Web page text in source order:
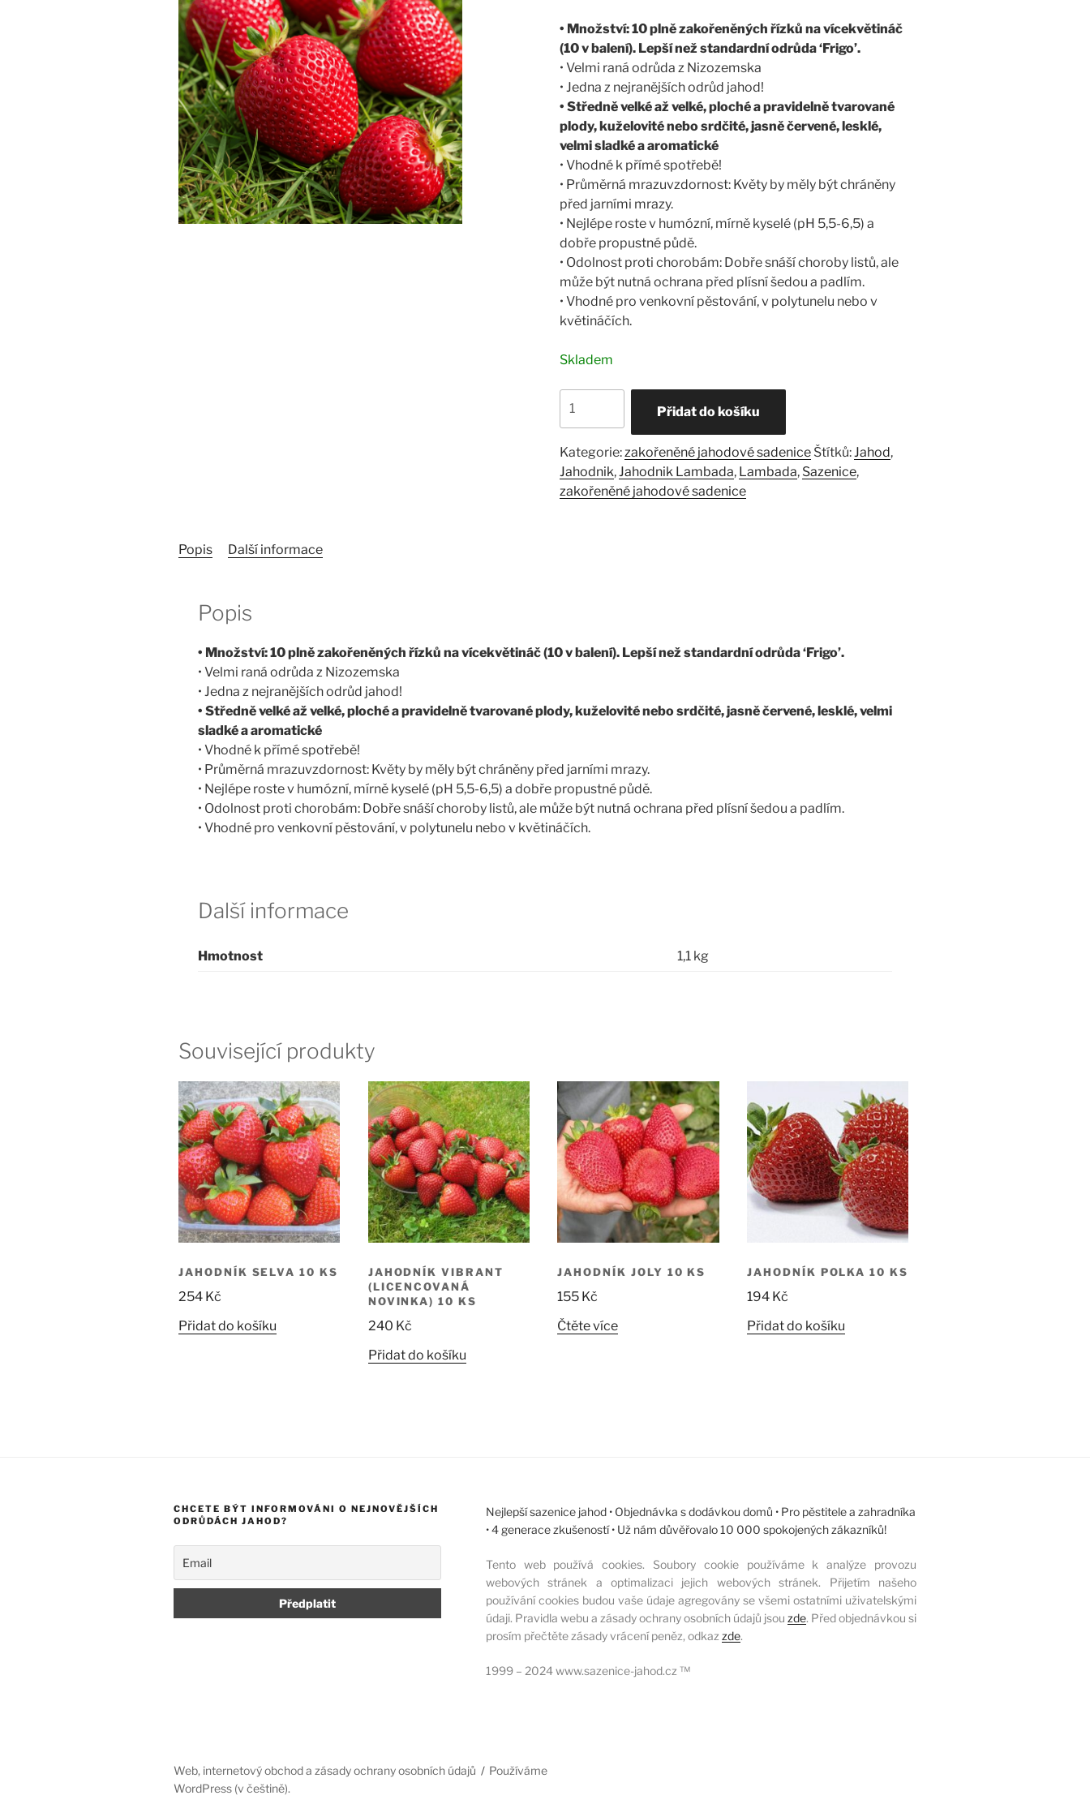
• Množství: 10 plně zakořeněných řízků na vícekvětináč
(10 v balení). Lepší než standardní odrůda ‘Frigo’.
• Velmi raná odrůda z Nizozemska
• Jedna z nejranějších odrůd jahod!
• Středně velké až velké, ploché a pravidelně tvarované
plody, kuželovité nebo srdčité, jasně červené, lesklé,
velmi sladké a aromatické
• Vhodné k přímé spotřebě!
• Průměrná mrazuvzdornost: Květy by měly být chráněny
před jarními mrazy.
• Nejlépe roste v humózní, mírně kyselé (pH 5,5-6,5) a
dobře propustné půdě.
• Odolnost proti chorobám: Dobře snáší choroby listů, ale
může být nutná ochrana před plísní šedou a padlím.
• Vhodné pro venkovní pěstování, v polytunelu nebo v
květináčích.
Skladem
Lambada
ks
množství
Přidat do košíku
Kategorie:zakořeněné jahodové sadenice Štítků: Jahod,
Jahodnik, Jahodnik Lambada, Lambada, Sazenice,
zakořeněné jahodové sadenice
Popis Další informace
Popis
• Množství: 10 plně zakořeněných řízků na vícekvětináč (10 v balení). Lepší než standardní odrůda ‘Frigo’.
• Velmi raná odrůda z Nizozemska
• Jedna z nejranějších odrůd jahod!
• Středně velké až velké, ploché a pravidelně tvarované plody, kuželovité nebo srdčité, jasně červené, lesklé, velmi
sladké a aromatické
• Vhodné k přímé spotřebě!
• Průměrná mrazuvzdornost: Květy by měly být chráněny před jarními mrazy.
• Nejlépe roste v humózní, mírně kyselé (pH 5,5-6,5) a dobře propustné půdě.
• Odolnost proti chorobám: Dobře snáší choroby listů, ale může být nutná ochrana před plísní šedou a padlím.
• Vhodné pro venkovní pěstování, v polytunelu nebo v květináčích.
Další informace
Hmotnost 1,1 kg
Související produkty
JAHODNÍK SELVA 10 KS
254 Kč
Přidat do košíku
JAHODNÍK VIBRANT
(LICENCOVANÁ
NOVINKA) 10 KS
240 Kč
Přidat do košíku
JAHODNÍK JOLY 10 KS
155 Kč
Čtěte více
JAHODNÍK POLKA 10 KS
194 Kč
Přidat do košíku
CHCETE BÝT INFORMOVÁNI O NEJNOVĚJŠÍCH
ODRŮDÁCH JAHOD?
Nejlepší sazenice jahod • Objednávka s dodávkou domů • Pro pěstitele a zahradníka
• 4 generace zkušeností • Už nám důvěřovalo 10 000 spokojených zákazníků!
Tento web používá cookies. Soubory cookie používáme k analýze provozu
webových stránek a optimalizaci jejich webových stránek. Přijetím našeho
používání cookies budou vaše údaje agregovány se všemi ostatními uživatelskými
údaji. Pravidla webu a zásady ochrany osobních údajů jsou zde. Před objednávkou si
prosím přečtěte zásady vrácení peněz, odkazzde.
1999 – 2024 www.sazenice-jahod.cz ™
Web, internetový obchod a zásady ochrany osobních údajů
Používáme
WordPress (v češtině).